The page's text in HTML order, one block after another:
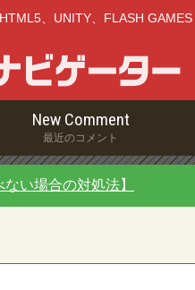
、UNITY、FLASH GAMES
New Comment
最近のコメント
い場合の対処法】